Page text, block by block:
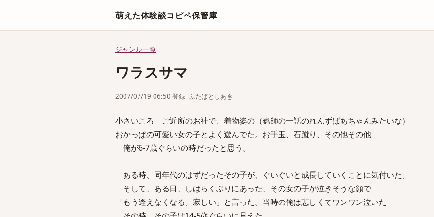
萌えた体験談コピペ保管庫
ジャンル一覧
ワラスサマ
2007/07/19 06:50 登録: ふたばとしあき
小さいころ ご近所のお社で、着物姿の（蟲師の一話のれんずばあちゃんみたいな）
おかっぱの可愛い女の子とよく遊んでた。お手玉、石蹴り、その他その他
俺が6-7歳ぐらいの時だったと思う。
ある時、同年代のはずだったその子が、ぐいぐいと成長していくことに気付いた。
そして、ある日、しばらくぶりにあった、その女の子が泣きそうな顔で
「もう逢えなくなる。寂しい」と言った。当時の俺は悲しくてワンワン泣いた